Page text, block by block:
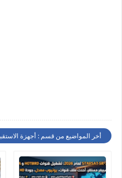
أخر المواضيع من قسم : أجهزة